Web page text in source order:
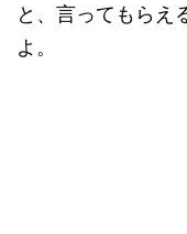
と、言ってもらえ
よ。